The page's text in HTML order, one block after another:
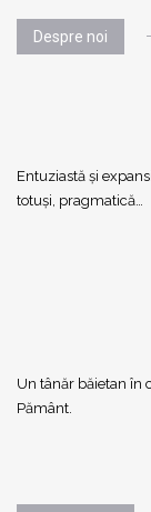
Despre noi
Entuziastă şi
totuşi, pragmatică…
Un tânăr băietan în
Pământ.